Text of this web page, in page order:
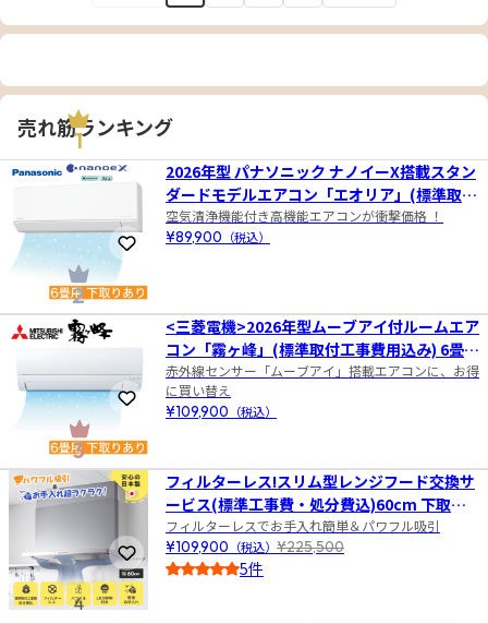
売れ筋ランキング
お気に入りに登録
1
2026年型 パナソニック ナノイーX搭載スタン
ダードモデルエアコン「エオリア」(標準取付
工事費込み) 6畳用 下取りあり
空気清浄機能付き高機能エアコンが衝撃価格 ！
¥89,900 （税込）
お気に入りに登録
2
<三菱電機>2026年型ムーブアイ付ルームエア
コン「霧ヶ峰」(標準取付工事費用込み) 6畳用
下取りあり
赤外線センサー「ムーブアイ」搭載エアコンに、お得
に買い替え
¥109,900 （税込）
お気に入りに登録
3
フィルターレス!スリム型レンジフード交換サ
ービス(標準工事費・処分費込)60cm 下取り
あり
フィルターレスでお手入れ簡単＆パワフル吸引
¥109,900 （税込） ¥225,500
5件
4